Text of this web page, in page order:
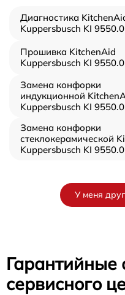
Диагностика
Kuppersbusch KI
Прошивка KitchenAid
Kuppersbusch KI
Замена конфорки
индукционной
Kuppersbusch KI
Замена конфорки
стеклокерамической
Kuppersbusch KI
У меня
Гарантийные
сервисного